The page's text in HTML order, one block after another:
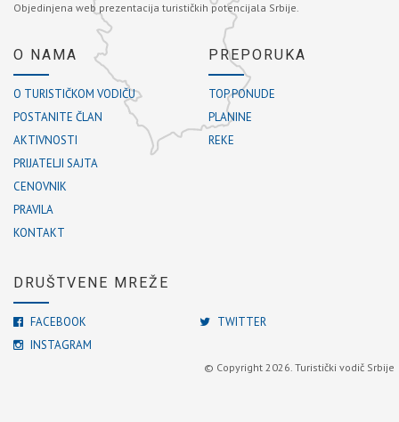
Objedinjena web prezentacija turističkih potencijala Srbije.
O NAMA
O TURISTIČKOM VODIČU
POSTANITE ČLAN
AKTIVNOSTI
PRIJATELJI SAJTA
CENOVNIK
PRAVILA
KONTAKT
PREPORUKA
TOP PONUDE
PLANINE
REKE
DRUŠTVENE MREŽE
FACEBOOK
TWITTER
INSTAGRAM
© Copyright 2026. Turistički vodič Srbije